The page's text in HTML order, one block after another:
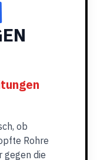
ob
Rohre
gegen die